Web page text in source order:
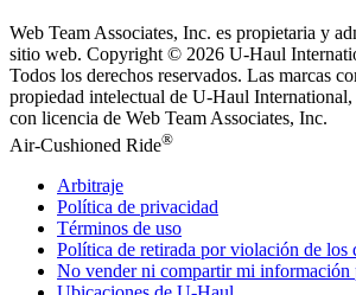
Web Team Associates, Inc. es propietaria y
sitio web. Copyright © 2026 U-Haul
Todos los derechos reservados. Las marcas
propiedad intelectual de U-Haul
con licencia de Web Team Associates, Inc.
Air-Cushioned Ride®
Arbitraje
Política de privacidad
Términos de uso
Política de retirada por violación de los
No vender ni compartir mi información